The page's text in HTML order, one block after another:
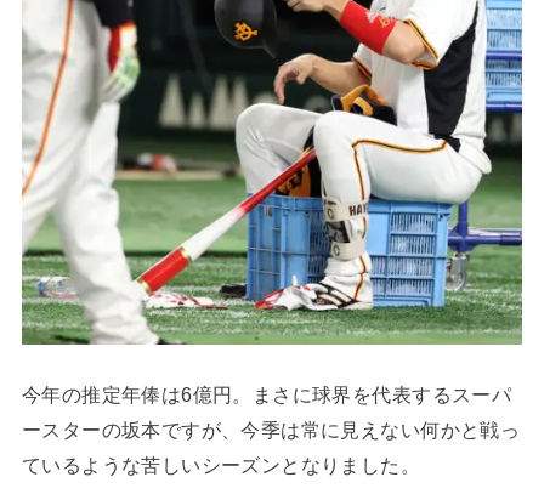
今年の推定年俸は6億円。まさに球界を代表するスーパ
ースターの坂本ですが、今季は常に見えない何かと戦っ
ているような苦しいシーズンとなりました。